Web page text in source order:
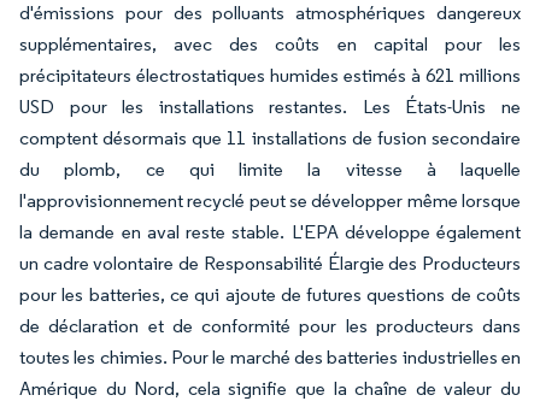
d'émissions pour des polluants atmosphériques dangereux
supplémentaires, avec des coûts en capital pour les
précipitateurs électrostatiques humides estimés à 621 millions
USD pour les installations restantes. Les États-Unis ne
comptent désormais que 11 installations de fusion secondaire
du plomb, ce qui limite la vitesse à laquelle
l'approvisionnement recyclé peut se développer même lorsque
la demande en aval reste stable. L'EPA développe également
un cadre volontaire de Responsabilité Élargie des Producteurs
pour les batteries, ce qui ajoute de futures questions de coûts
de déclaration et de conformité pour les producteurs dans
toutes les chimies. Pour le marché des batteries industrielles en
Amérique du Nord, cela signifie que la chaîne de valeur du